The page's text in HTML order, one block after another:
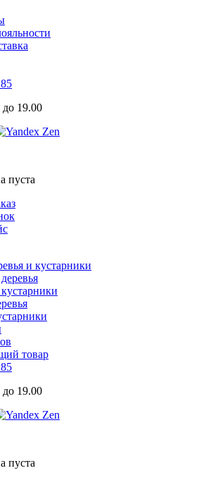
19.00
пуста
и кустарники
товар
19.00
пуста